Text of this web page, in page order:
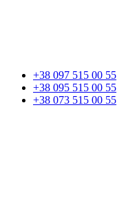
+38 097 515 00 55
+38 095 515 00 55
+38 073 515 00 55